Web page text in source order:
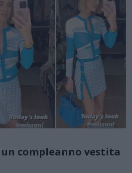
compleanno vestita